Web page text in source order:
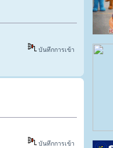
บันทึกการเข้า
บันทึกการเข้า